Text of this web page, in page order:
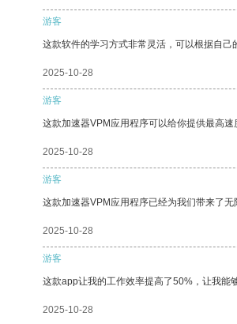
游客
这款软件的学习方式非常灵活，可以根据自己
2025-10-28
游客
这款加速器VPM应用程序可以给你提供最高
2025-10-28
游客
这款加速器VPM应用程序已经为我们带来了无
2025-10-28
游客
这款app让我的工作效率提高了50%，让我能
2025-10-28